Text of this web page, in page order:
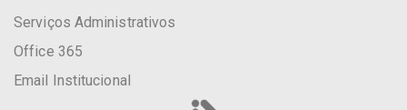
Serviços Administrativos
Office 365
Email Institucional